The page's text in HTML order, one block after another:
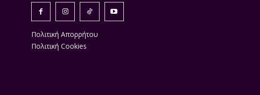
Πολιτική Απορρήτου
Πολιτική Cookies